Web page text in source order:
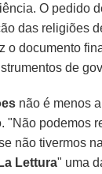
O pedido
das religiões
o documento
de
não é menos
"Não podemos
não tivermos
La Lettura" uma